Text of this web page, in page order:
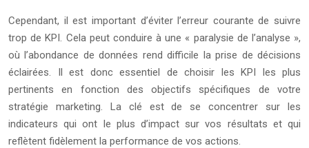
Cependant, il est important d’éviter l’erreur courante de suivre
trop de KPI. Cela peut conduire à une « paralysie de l’analyse »,
où l’abondance de données rend difficile la prise de décisions
éclairées. Il est donc essentiel de choisir les KPI les plus
pertinents en fonction des objectifs spécifiques de votre
stratégie marketing. La clé est de se concentrer sur les
indicateurs qui ont le plus d’impact sur vos résultats et qui
reflètent fidèlement la performance de vos actions.